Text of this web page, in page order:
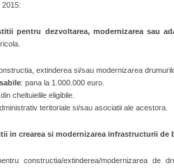
2015:
pentru dezvoltarea, modernizarea sau
extinderea si/sau modernizarea
: pana la 1.000.000 euro.
cheltuielile eligibile.
teritoriale si/sau asociatii ale acestora.
in crearea si modernizarea infrastructurii de
constructia/extinderea/modernizarea de